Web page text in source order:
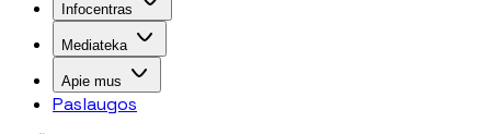
Infocentras
Mediateka
Apie mus
Paslaugos